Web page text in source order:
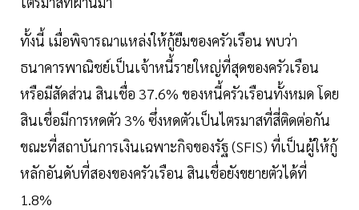
ทั้งนี้ เมื่อพิจารณาแหล่งให้กู้ยืมของครัวเรือน พบว่า
ธนาคารพาณิชย์เป็นเจ้าหนี้รายใหญ่ที่สุดของครัวเรือน
หรือมีสัดส่วน สินเชื่อ 37.6% ของหนี้ครัวเรือนทั้งหมด โดย
สินเชื่อมีการหดตัว 3% ซึ่งหดตัวเป็นไตรมาสที่สี่ติดต่อกัน
ขณะที่สถาบันการเงินเฉพาะกิจของรัฐ (SFIS) ที่เป็นผู้ให้กู้
หลักอันดับที่สองของครัวเรือน สินเชื่อยังขยายตัวได้ที่
1.8%